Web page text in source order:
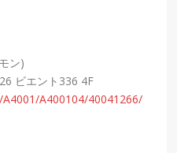
ン)
ビエント336 4F
A400104/40041266/